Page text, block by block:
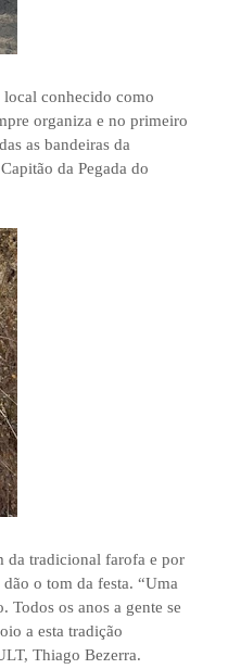
conhecido como
organiza e no primeiro
as bandeiras da
da Pegada do
da tradicional farofa e por
o tom da festa. “Uma
Todos os anos a gente se
a esta tradição
Thiago Bezerra.